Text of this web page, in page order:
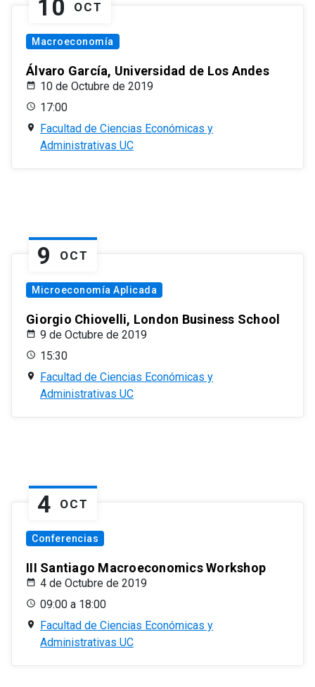
10 OCT
Macroeconomía
Álvaro García, Universidad de Los Andes
10 de Octubre de 2019
17:00
Facultad de Ciencias Económicas y
Administrativas UC
9 OCT
Microeconomía Aplicada
Giorgio Chiovelli, London Business School
9 de Octubre de 2019
15:30
Facultad de Ciencias Económicas y
Administrativas UC
4 OCT
Conferencias
III Santiago Macroeconomics Workshop
4 de Octubre de 2019
09:00 a 18:00
Facultad de Ciencias Económicas y
Administrativas UC